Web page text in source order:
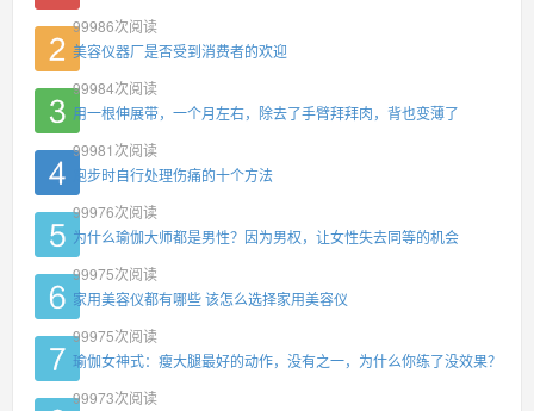
99986次阅读
美容仪器厂是否受到消费者的欢迎
99984次阅读
用一根伸展带，一个月左右，除去了手臂拜拜肉，背也变薄了
99981 次阅读
跑步时自行处理伤痛的十个方法
99976次阅读
为什么瑜伽大师都是男性？因为男权，让女性失去同等的机会
99975次阅读
家用美容仪都有哪些 该怎么选择家用美容仪
99975次阅读
瑜伽女神式：瘦大腿最好的动作，没有之一，为什么你练了没效果？
99973次阅读